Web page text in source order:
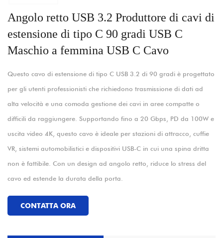
Angolo retto USB 3.2 Produttore di cavi di
estensione di tipo C 90 gradi USB C
Maschio a femmina USB C Cavo
Questo cavo di estensione di tipo C USB 3.2 di 90 gradi è progettato
per gli utenti professionisti che richiedono trasmissione di dati ad
alta velocità e una comoda gestione dei cavi in ​​aree compatte o
difficili da raggiungere. Supportando fino a 20 Gbps, PD da 100W e
uscita video 4K, questo cavo è ideale per stazioni di attracco, cuffie
VR, sistemi automobilistici e dispositivi USB-C in cui una spina dritta
non è fattibile. Con un design ad angolo retto, riduce lo stress del
cavo ed estende la durata della porta.
CONTATTA ORA